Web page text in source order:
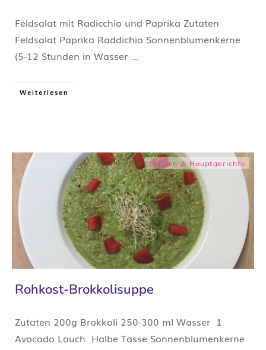
Feldsalat mit Radicchio und Paprika Zutaten
Feldsalat Paprika Raddichio Sonnenblumenkerne
(5-12 Stunden in Wasser ...
Weiterlesen
Suppen & Hauptgerichte
Rohkost-Brokkolisuppe
Zutaten 200g Brokkoli 250-300 ml Wasser 1
Avocado Lauch Halbe Tasse Sonnenblumenkerne